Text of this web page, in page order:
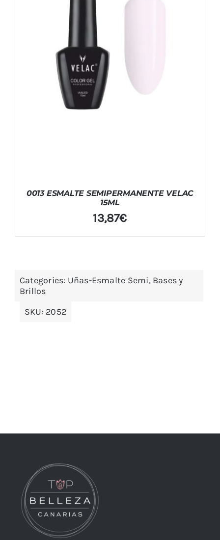
0013 ESMALTE SEMIPERMANENTE VELAC
15ML
13,87€
Categories: Uñas-Esmalte Semi, Bases y
Brillos
SKU: 2052